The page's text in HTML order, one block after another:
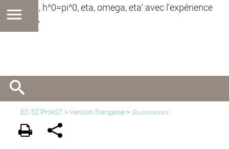
D^(*)0h^0, h^0=pi^0, eta, omega, eta' avec l'expérience
BaBar"" />
ED 52 PHAST >Version française > Soutenances